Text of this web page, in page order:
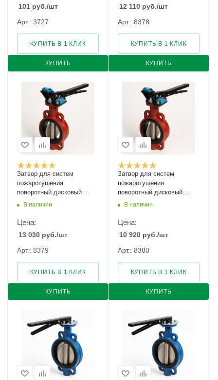
101 руб./шт
Арт.: 3727
КУПИТЬ
КУПИТЬ В 1 КЛИК
12 110 руб./шт
Арт.: 8378
КУПИТЬ
КУПИТЬ В 1 КЛИК
Затвор для систем
пожаротушения
поворотный дисковый
фланцевый тип 017W
В наличии
Цена:
13 030 руб./шт
Арт.: 8379
КУПИТЬ
КУПИТЬ В 1 КЛИК
Затвор для систем
пожаротушения
поворотный дисковый
фланцевый тип 017W
В наличии
Цена:
10 920 руб./шт
Арт.: 8380
КУПИТЬ
КУПИТЬ В 1 КЛИК